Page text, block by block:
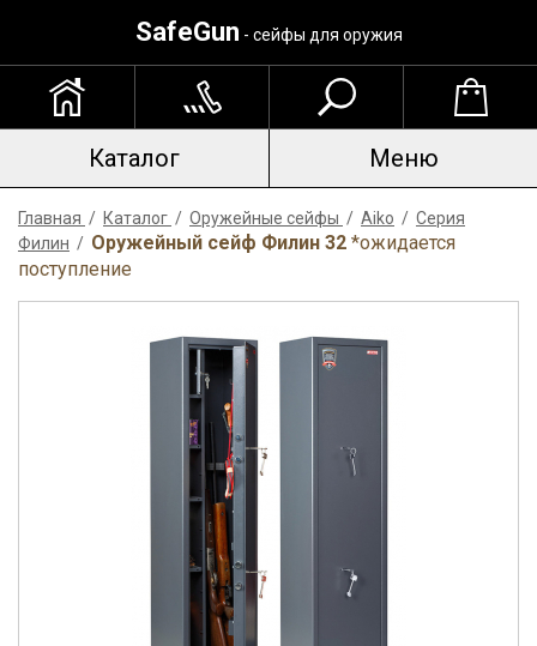
SafeGun - сейфы для оружия
Каталог Меню
Главная / Каталог / Оружейные сейфы / Aiko / Серия
Филин / Оружейный сейф Филин 32 *ожидается
поступление